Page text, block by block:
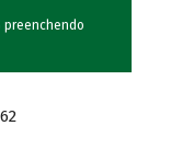
preenchendo